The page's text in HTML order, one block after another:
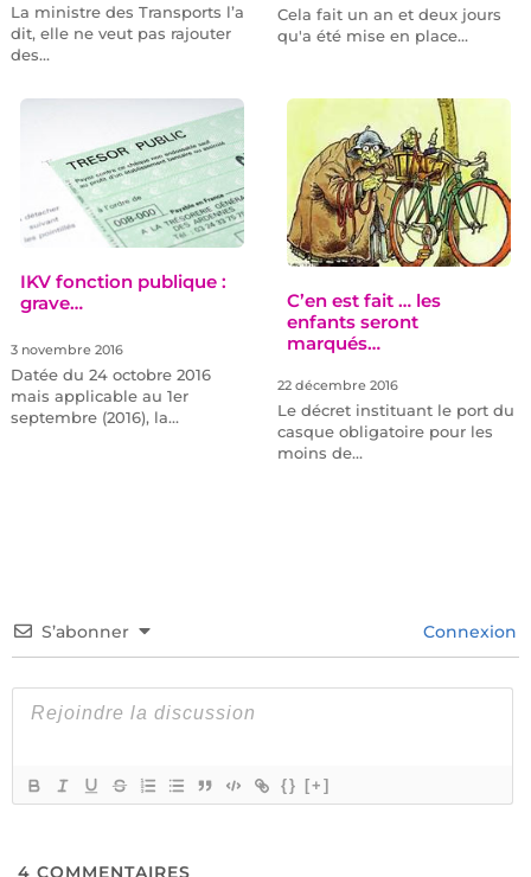
La ministre des Transports l’a
dit, elle ne veut pas rajouter
des…
Cela fait un an et deux jours
qu'a été mise en place…
IKV fonction publique :
grave…
3 novembre 2016
Datée du 24 octobre 2016
mais applicable au 1er
septembre (2016), la…
C’en est fait … les
enfants seront
marqués…
22 décembre 2016
Le décret instituant le port du
casque obligatoire pour les
moins de…
S’abonner Connexion
{} [+]
4 COMMENTAIRES